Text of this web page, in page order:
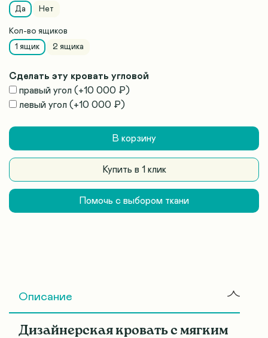
Да
Нет
Кол-во ящиков
1 ящик
2 ящика
Сделать эту кровать угловой
правый угол (+10 000 ₽ )
левый угол (+10 000 ₽ )
В корзину
Купить в 1 клик
Помочь с выбором ткани
Описание
Дизайнерская кровать с мягким